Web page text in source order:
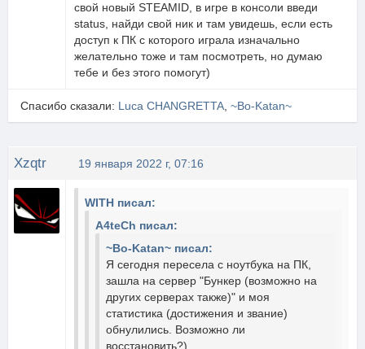
свой новый STEAMID, в игре в консоли введи
status, найди свой ник и там увидешь, если есть
доступ к ПК с которого играла изначально
желательно тоже и там посмотреть, но думаю
тебе и без этого помогут)
Спасибо сказали: Luca CHANGRETTA ~Bo-Katan~
Xzqtr 19 января 2022 г, 07:16
WITH писал:
A4teCh писал:
~Bo-Katan~ писал:
Я сегодня пересела с ноутбука на ПК,
зашла на сервер "Бункер (возможно на
других серверах также)" и моя
статистика (достижения и звание)
обнулились. Возможно ли
восстановить?)